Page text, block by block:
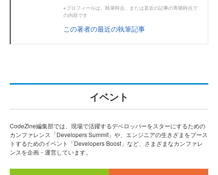
※プロフィールは、執筆時点、または直近の記事の寄稿時点で
の内容です
この著者の最近の執筆記事
イベント
CodeZine編集部では、現場で活躍するデベロッパーをスターにするための
カンファレンス「Developers Summit」や、エンジニアの生きざまをブース
トするためのイベント「Developers Boost」など、さまざまなカンファレ
ンスを企画・運営しています。